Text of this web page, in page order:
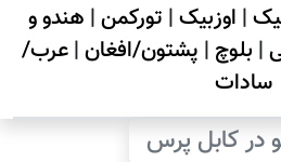
| اوزبیک| تورکمن| هندو و
| بلوچ | پشتون/افغان|عرب/
سادات
در کابل پرس